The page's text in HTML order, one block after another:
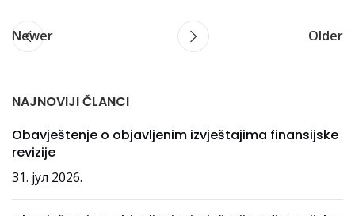
Newer Older
NAJNOVIJI ČLANCI
Obavještenje o objavljenim izvještajima finansijske
revizije
31. јул 2026.